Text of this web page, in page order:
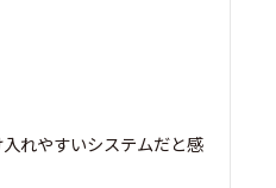
れやすいシステムだと感